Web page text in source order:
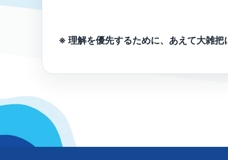
※ 理解を優先するために、あえて大雑把